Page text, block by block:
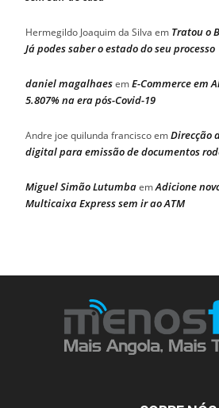
Hermegildo Joaquim da Silva em Tratou o
Já podes saber o estado do seu processo
daniel magalhaesemE-Commerce em
5.807% na era pós-Covid-19
Andre joe quilunda franciscoemDirecção
digital para emissão de documentos
Miguel Simão LutumbaemAdicione
Multicaixa Express sem ir ao ATM